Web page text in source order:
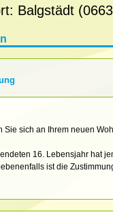
Balgstädt
Sie sich an Ihrem neuen
16. Lebensjahr hat
ist die